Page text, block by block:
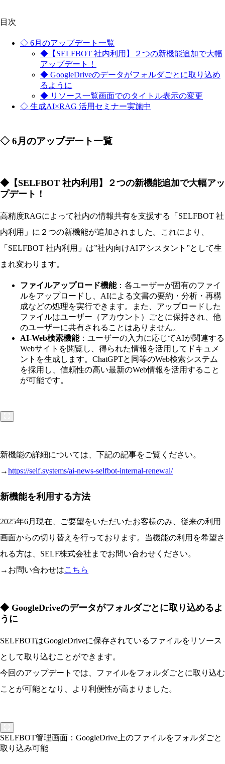
目次
◇ 6月のアップデート一覧
◆【SELFBOT 社内利用】２つの新機能追加で大幅
アップデート！
◆ GoogleDriveのデータがフォルダごとに取り込め
るように
◆ リソース一覧画面でのタイトル表示の変更
◇ 生成AI×RAG 活用セミナー実施中
◇ 6月のアップデート一覧
◆【SELFBOT 社内利用】２つの新機能追加で大幅アッ
プデート！
高精度RAGによって社内の情報共有を支援する「SELFBOT 社
内利用」に２つの新機能が追加されました。これにより、
「SELFBOT 社内利用」は”社内向けAIアシスタント”として生
まれ変わります。
ファイルアップロード機能：各ユーザーが固有のファイ
ルをアップロードし、AIによる文書の要約・分析・再構
成などの処理を実行できます。また、アップロードした
ファイルはユーザー（アカウント）ごとに保持され、他
のユーザーに共有されることはありません。
AI-Web検索機能：ユーザーの入力に応じてAIが関連する
Webサイトを閲覧し、得られた情報を活用してドキュメ
ントを生成します。ChatGPTと同等のWeb検索システム
を採用し、信頼性の高い最新のWeb情報を活用すること
が可能です。
新機能の詳細については、下記の記事をご覧ください。
→https://self.systems/ai-news-selfbot-internal-renewal/
新機能を利用する方法
2025年6月現在、ご要望をいただいたお客様のみ、従来の利用
画面からの切り替えを行っております。当機能の利用を希望さ
れる方は、SELF株式会社までお問い合わせください。
→お問い合わせはこちら
◆ GoogleDriveのデータがフォルダごとに取り込めるよ
うに
SELFBOTはGoogleDriveに保存されているファイルをリソース
として取り込むことができます。
今回のアップデートでは、ファイルをフォルダごとに取り込む
ことが可能となり、より利便性が高まりました。
SELFBOT管理画面：GoogleDrive上のファイルをフォルダごと
取り込み可能